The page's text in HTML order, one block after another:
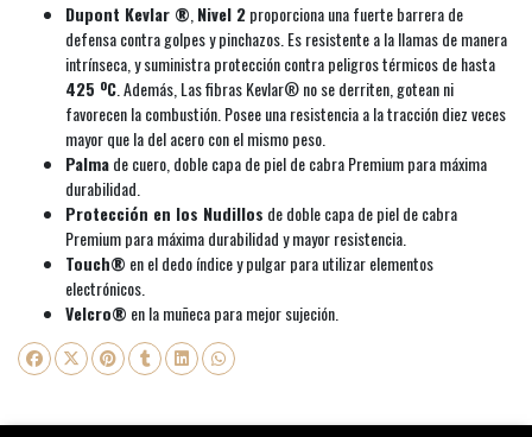
Dupont Kevlar ®,Nivel 2proporciona una fuerte barrera de
defensa contra golpes y pinchazos. Es resistente a la llamas de manera
intrínseca, y suministra protección contra peligros térmicos de hasta
425 ºC. Además, Las fibras Kevlar® no se derriten, gotean ni
favorecen la combustión. Posee una resistencia a la tracción diez veces
mayor que la del acero con el mismo peso.
Palmade cuero, doble capa de piel de cabra Premium para máxima
durabilidad.
Protección en los Nudillos de doble capa de piel de cabra
Premium para máxima durabilidad y mayor resistencia.
Touch® en el dedo índice y pulgar para utilizar elementos
electrónicos.
Velcro® en la muñeca para mejor sujeción.